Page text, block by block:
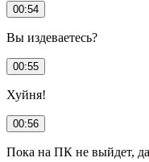
00:54
Вы издеваетесь?
00:55
Хуйня!
00:56
Пока на ПК не выйдет,